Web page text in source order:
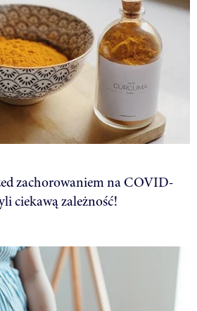
zachorowaniem na COVID-
ciekawą zależność!